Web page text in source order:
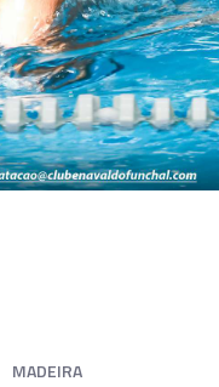
MADEIRA